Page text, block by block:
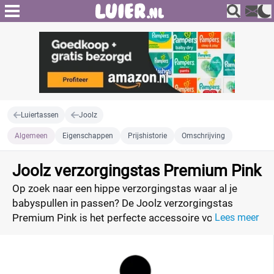
Luiertassen Joolz
Algemeen Eigenschappen Prijshistorie Omschrijving
Joolz verzorgingstas Premium Pink
Op zoek naar een hippe verzorgingstas waar al je
babyspullen in passen? De Joolz verzorgingstas
Premium Pink is het perfecte accessoire voor alle
geïsoleerd vak om flesjes warm of gekoeld te houden.
Lees meer